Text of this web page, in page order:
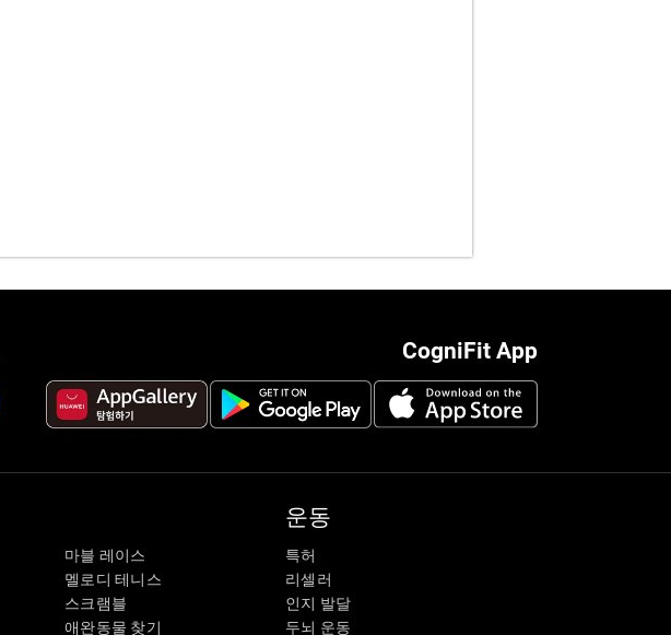
CogniFit App
마블 레이스
멜로디 테니스
스크램블
애완동물 찾기
운동
특허
리셀러
인지 발달
두뇌 운동